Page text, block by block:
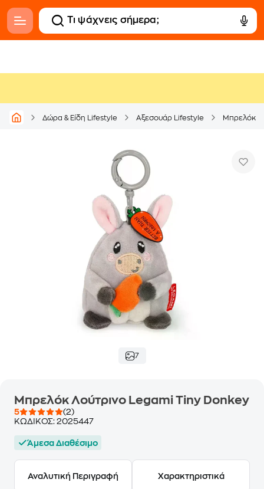
Δώρα & Είδη Lifestyle Αξεσουάρ Lifestyle Μπρελόκ
7
Μπρελόκ Λούτρινο Legami Tiny Donkey
5
(2)
ΚΩΔΙΚΟΣ: 2025447
Άμεσα Διαθέσιμο
Αναλυτική Περιγραφή Χαρακτηριστικά